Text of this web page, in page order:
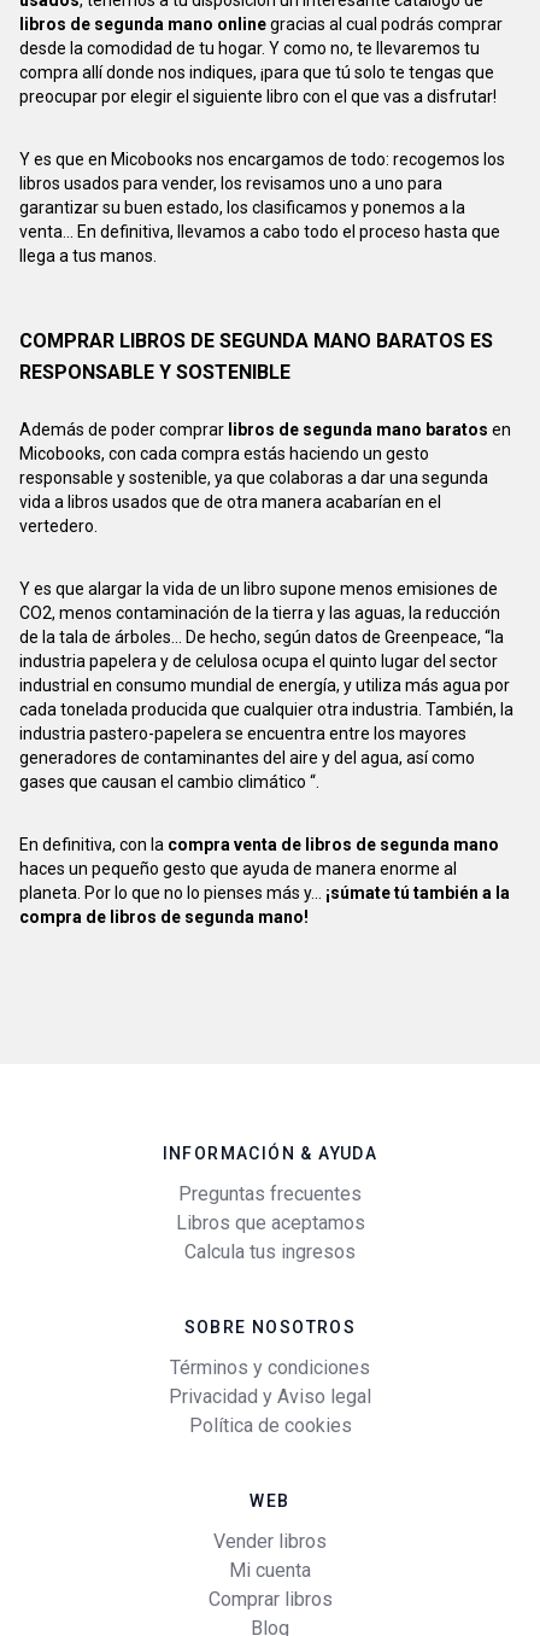
libros de segunda mano onlinegracias al cual podrás comprar
desde la comodidad de tu hogar. Y como no, te llevaremos tu
compra allí donde nos indiques, ¡para que tú solo te tengas que
preocupar por elegir el siguiente libro con el que vas a disfrutar!
Y es que en Micobooks nos encargamos de todo: recogemos los
libros usados para vender, los revisamos uno a uno para
garantizar su buen estado, los clasificamos y ponemos a la
venta... En definitiva, llevamos a cabo todo el proceso hasta que
llega a tus manos.
COMPRAR LIBROS DE SEGUNDA MANO BARATOS ES
RESPONSABLE Y SOSTENIBLE
Además de poder comprar libros de segunda mano baratos en
Micobooks, con cada compra estás haciendo un gesto
responsable y sostenible, ya que colaboras a dar una segunda
vida a libros usados que de otra manera acabarían en el
vertedero.
Y es que alargar la vida de un libro supone menos emisiones de
CO2, menos contaminación de la tierra y las aguas, la reducción
de la tala de árboles... De hecho, según datos de Greenpeace, “la
industria papelera y de celulosa ocupa el quinto lugar del sector
industrial en consumo mundial de energía, y utiliza más agua por
cada tonelada producida que cualquier otra industria. También, la
industria pastero-papelera se encuentra entre los mayores
generadores de contaminantes del aire y del agua, así como
gases que causan el cambio climático “.
En definitiva, con la compra venta de libros de segunda mano
haces un pequeño gesto que ayuda de manera enorme al
planeta. Por lo que no lo pienses más y... ¡súmate tú también a la
compra de libros de segunda mano!
INFORMACIÓN & AYUDA
Preguntas frecuentes
Libros que aceptamos
Calcula tus ingresos
SOBRE NOSOTROS
Términos y condiciones
Privacidad y Aviso legal
Política de cookies
WEB
Vender libros
Mi cuenta
Comprar libros
Blog